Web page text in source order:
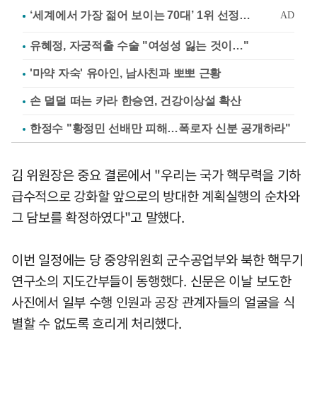
유혜정, 자궁적출 수술 "여성성 잃는 것이…"
'마약 자숙' 유아인, 남사친과 뽀뽀 근황
손 덜덜 떠는 카라 한승연, 건강이상설 확산
한정수 "황정민 선배만 피해…폭로자 신분 공개하라"
김 위원장은 중요 결론에서 "우리는 국가 핵무력을 기하
급수적으로 강화할 앞으로의 방대한 계획실행의 순차와
그 담보를 확정하였다"고 말했다.
이번 일정에는 당 중앙위원회 군수공업부와 북한 핵무기
연구소의 지도간부들이 동행했다. 신문은 이날 보도한
사진에서 일부 수행 인원과 공장 관계자들의 얼굴을 식
별할 수 없도록 흐리게 처리했다.